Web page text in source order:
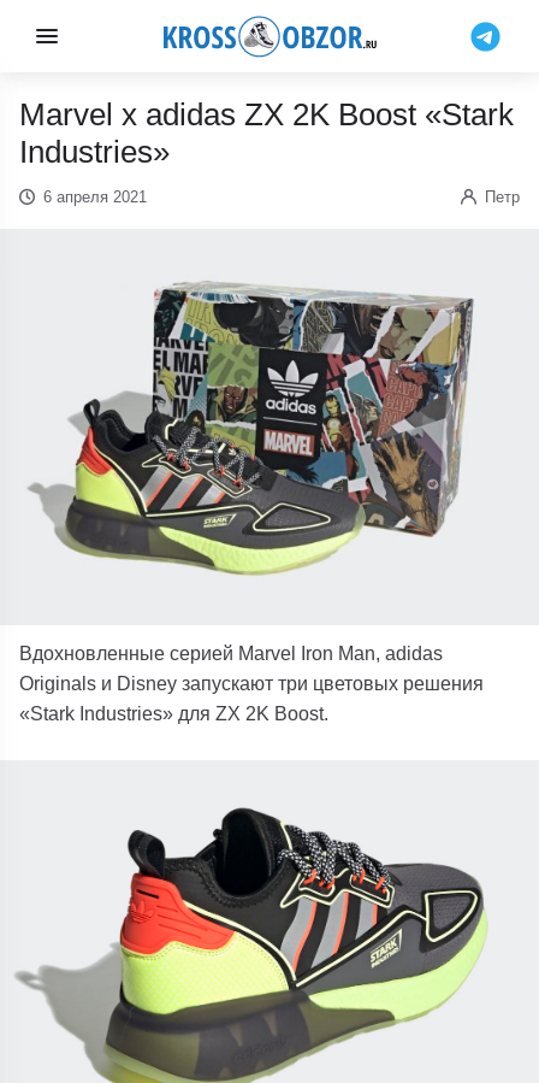
Marvel x adidas ZX 2K Boost «Stark
Industries»
6 апреля 2021 Петр
Вдохновленные серией Marvel Iron Man, adidas
Originals и Disney запускают три цветовых решения
«Stark Industries» для ZX 2K Boost.